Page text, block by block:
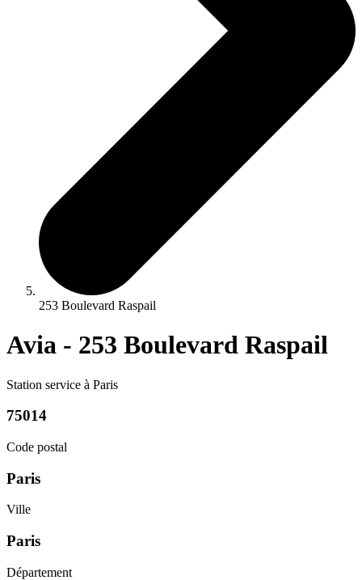
253 Boulevard Raspail
Avia - 253 Boulevard Raspail
Station service à Paris
75014
Code postal
Paris
Ville
Paris
Département